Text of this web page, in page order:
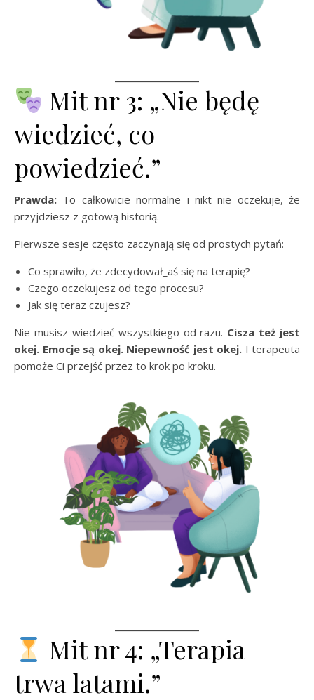
Mit nr 3: „Nie będę
wiedzieć, co
powiedzieć.”
Prawda: To całkowicie normalne i nikt nie oczekuje, że
przyjdziesz z gotową historią.
Pierwsze sesje często zaczynają się od prostych pytań:
Co sprawiło, że zdecydował_aś się na terapię?
Czego oczekujesz od tego procesu?
Jak się teraz czujesz?
Nie musisz wiedzieć wszystkiego od razu. Cisza też jest
okej. Emocje są okej. Niepewność jest okej. I terapeuta
pomoże Ci przejść przez to krok po kroku.
Mit nr 4: „Terapia
trwa latami.”